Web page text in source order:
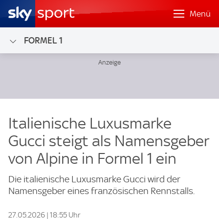
Menü
FORMEL 1
Italienische Luxusmarke
Gucci steigt als Namensgeber
von Alpine in Formel 1 ein
Die italienische Luxusmarke Gucci wird der
Namensgeber eines französischen Rennstalls.
27.05.2026 | 18:55 Uhr